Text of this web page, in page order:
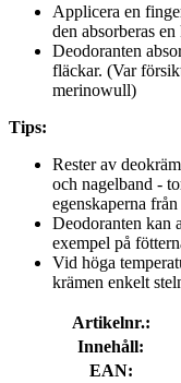
Applicera en
den absorberas
Deodoranten
fläckar. (Var
merinowull)
Tips:
Rester av
och nagelband -
egenskaperna
Deodoranten kan
exempel på
Vid höga
krämen enkelt
Artikelnr.:
Innehåll:
EAN: